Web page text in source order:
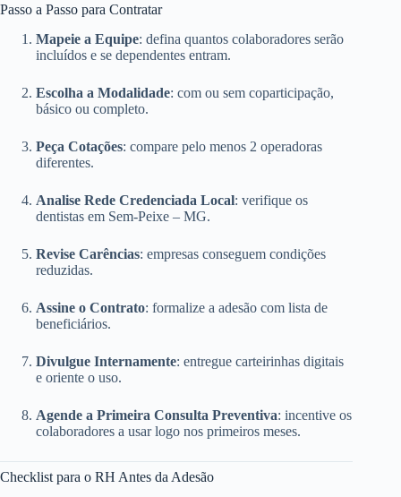
Passo a Passo para Contratar
Mapeie a Equipe: defina quantos colaboradores serão
incluídos e se dependentes entram.
Escolha a Modalidade: com ou sem coparticipação,
básico ou completo.
Peça Cotações: compare pelo menos 2 operadoras
diferentes.
Analise Rede Credenciada Local: verifique os
dentistas em Sem-Peixe – MG.
Revise Carências: empresas conseguem condições
reduzidas.
Assine o Contrato: formalize a adesão com lista de
beneficiários.
Divulgue Internamente: entregue carteirinhas digitais
e oriente o uso.
Agende a Primeira Consulta Preventiva: incentive os
colaboradores a usar logo nos primeiros meses.
Checklist para o RH Antes da Adesão